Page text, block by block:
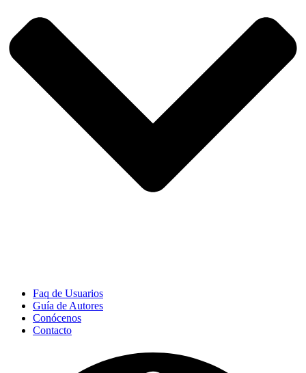
Faq de Usuarios
Guía de Autores
Conócenos
Contacto